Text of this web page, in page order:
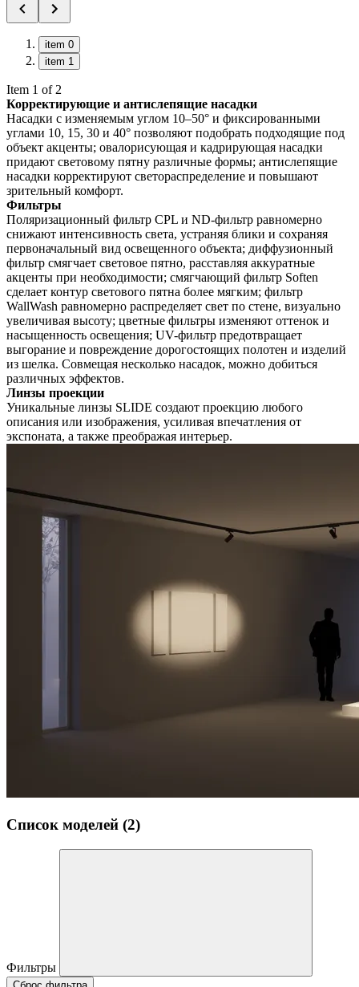
item 0
item 1
Item 1 of 2
Корректирующие и антислепящие насадки
Насадки с изменяемым углом 10–50° и фиксированными
углами 10, 15, 30 и 40° позволяют подобрать подходящие под
объект акценты; овалорисующая и кадрирующая насадки
придают световому пятну различные формы; антислепящие
насадки корректируют светораспределение и повышают
зрительный комфорт.
Фильтры
Поляризационный фильтр CPL и ND-фильтр равномерно
снижают интенсивность света, устраняя блики и сохраняя
первоначальный вид освещенного объекта; диффузионный
фильтр смягчает световое пятно, расставляя аккуратные
акценты при необходимости; смягчающий фильтр Soften
сделает контур светового пятна более мягким; фильтр
WallWash равномерно распределяет свет по стене, визуально
увеличивая высоту; цветные фильтры изменяют оттенок и
насыщенность освещения; UV-фильтр предотвращает
выгорание и повреждение дорогостоящих полотен и изделий
из шелка. Совмещая несколько насадок, можно добиться
различных эффектов.
Линзы проекции
Уникальные линзы SLIDE создают проекцию любого
описания или изображения, усиливая впечатления от
экспоната, а также преображая интерьер.
Список моделей (2)
Фильтры